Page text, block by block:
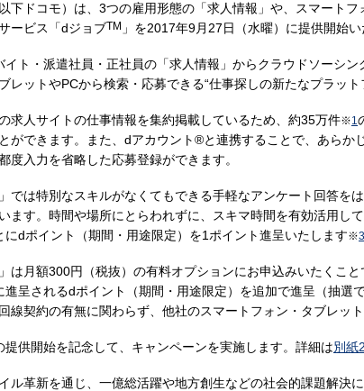
下ドコモ）は、3つの雇用形態の「求人情報」や、スマート
ービス「dジョブTM 」を2017年9月27日（水曜）に提供開始い
イト・派遣社員・正社員の「求人情報」からクラウドソーシ
レットやPCから検索・応募できる“仕事探しの新たなプラット
求人サイトの仕事情報を集約掲載しているため、約35万件※1
ができます。また、dアカウント®と連携することで、あら
度入力を省略した応募登録ができます。
では特別なスキルがなくてもできる手軽なアンケート回答を
ます。時間や場所にとらわれずに、スキマ時間を有効活用し
にdポイント（期間・用途限定）を1ポイント進呈いたします※3
は月額300円（税抜）の有料オプションにお申込みいたくこ
呈されるdポイント（期間・用途限定）を追加で進呈（抽選
線契約の有無に関わらず、他社のスマートフォン・タブレッ
提供開始を記念して、キャンペーンを実施します。詳細は別紙2
ル革新を通じ、一億総活躍や地方創生などの社会的課題解決